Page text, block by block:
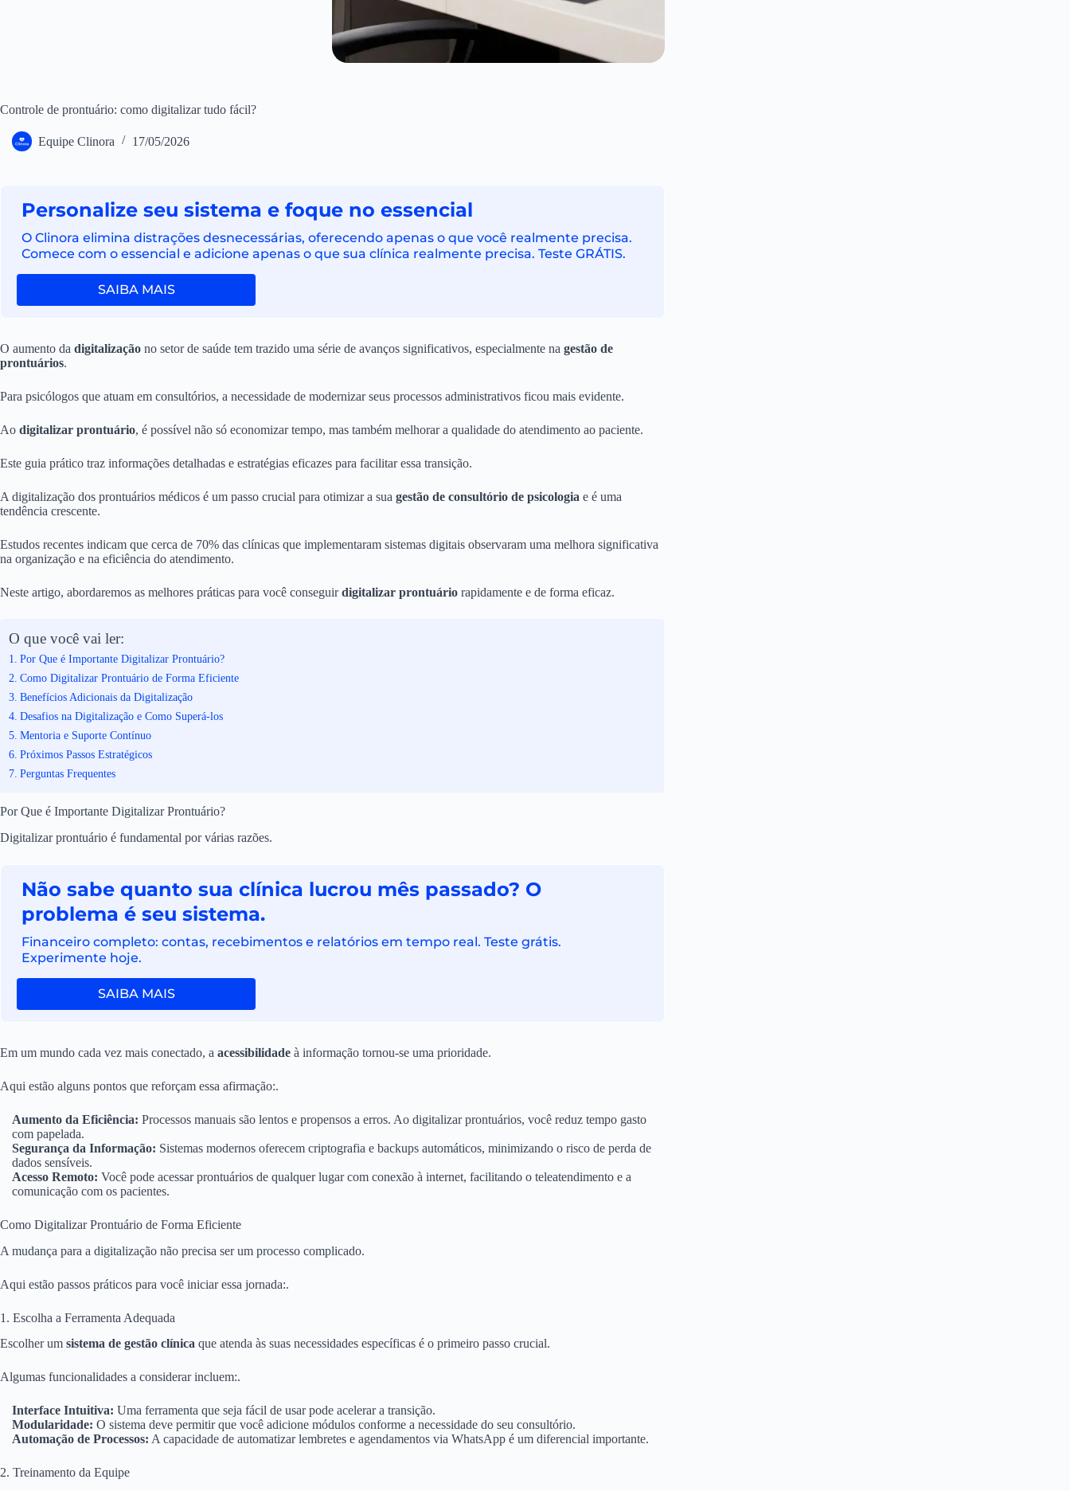
Controle de prontuário: como digitalizar tudo fácil?
Equipe Clinora 17/05/2026
Personalize seu sistema e foque no essencial
O Clinora elimina distrações desnecessárias, oferecendo apenas o que você realmente precisa.
Comece com o essencial e adicione apenas o que sua clínica realmente precisa. Teste GRÁTIS.
SAIBA MAIS
O aumento da digitalização no setor de saúde tem trazido uma série de avanços significativos, especialmente na gestão de
prontuários.
Para psicólogos que atuam em consultórios, a necessidade de modernizar seus processos administrativos ficou mais evidente.
Ao digitalizar prontuário, é possível não só economizar tempo, mas também melhorar a qualidade do atendimento ao paciente.
Este guia prático traz informações detalhadas e estratégias eficazes para facilitar essa transição.
A digitalização dos prontuários médicos é um passo crucial para otimizar a sua gestão de consultório de psicologia e é uma
tendência crescente.
Estudos recentes indicam que cerca de 70% das clínicas que implementaram sistemas digitais observaram uma melhora significativa
na organização e na eficiência do atendimento.
Neste artigo, abordaremos as melhores práticas para você conseguirdigitalizar prontuário rapidamente e de forma eficaz.
O que você vai ler:
Por Que é Importante Digitalizar Prontuário?
Como Digitalizar Prontuário de Forma Eficiente
Benefícios Adicionais da Digitalização
Desafios na Digitalização e Como Superá-los
Mentoria e Suporte Contínuo
Próximos Passos Estratégicos
Perguntas Frequentes
Por Que é Importante Digitalizar Prontuário?
Digitalizar prontuário é fundamental por várias razões.
Não sabe quanto sua clínica lucrou mês passado? O
problema é seu sistema.
Financeiro completo: contas, recebimentos e relatórios em tempo real. Teste grátis.
Experimente hoje.
SAIBA MAIS
Em um mundo cada vez mais conectado, a acessibilidade à informação tornou-se uma prioridade.
Aqui estão alguns pontos que reforçam essa afirmação:.
Aumento da Eficiência: Processos manuais são lentos e propensos a erros. Ao digitalizar prontuários, você reduz tempo gasto
com papelada.
Segurança da Informação: Sistemas modernos oferecem criptografia e backups automáticos, minimizando o risco de perda de
dados sensíveis.
Acesso Remoto: Você pode acessar prontuários de qualquer lugar com conexão à internet, facilitando o teleatendimento e a
comunicação com os pacientes.
Como Digitalizar Prontuário de Forma Eficiente
A mudança para a digitalização não precisa ser um processo complicado.
Aqui estão passos práticos para você iniciar essa jornada:.
1. Escolha a Ferramenta Adequada
Escolher um sistema de gestão clínica que atenda às suas necessidades específicas é o primeiro passo crucial.
Algumas funcionalidades a considerar incluem:.
Interface Intuitiva: Uma ferramenta que seja fácil de usar pode acelerar a transição.
Modularidade: O sistema deve permitir que você adicione módulos conforme a necessidade do seu consultório.
Automação de Processos: A capacidade de automatizar lembretes e agendamentos via WhatsApp é um diferencial importante.
2. Treinamento da Equipe